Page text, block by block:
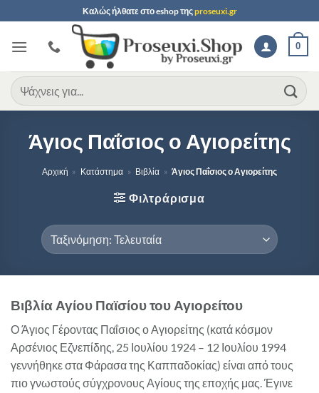
στο
περιεχόμενο
Καλώς ήλθατε στοeshopτηςproseuxi.gr
0
Αναζήτηση
για:
Άγιος Παΐσιος ο Αγιορείτης
Αρχική » Κατάστημα » Βιβλία » Άγιος Παΐσιος ο Αγιορείτης
Φιλτράρισμα
Βιβλία Αγίου Παϊσίου του Αγιορείτου
Ο Άγιος Γέροντας Παΐσιος ο Αγιορείτης (κατά κόσμον
Αρσένιος Εζνεπίδης, 25 Ιουλίου 1924 – 12 Ιουλίου 1994
γεννήθηκε στα Φάρασα της Καππαδοκίας) είναι από τους
πιο γνωστούς σύγχρονους Αγίους της εποχής μας. Έγινε